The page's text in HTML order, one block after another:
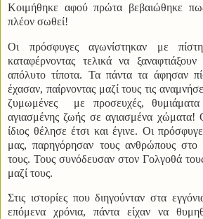
Κοιμήθηκε αφού πρώτα βεβαιώθηκε
πλέον σωθεί!
Οι πρόσφυγες αγωνίστηκαν με
καταφέρνοντας τελικά να
απόλυτο τίποτα. Τα πάντα τα άφησαν
έχασαν, παίρνοντας μαζί τους τις
ζυμωμένες
με προσευχές,
αγιασμένης ζωής σε αγιασμένα
ίδιος θέλησε έτσι και έγινε. Οι
μας, παρηγόρησαν τους ανθρώπους
τους. Τους συνόδευσαν στον Γολγοθά
μαζί τους.
Στις ιστορίες που διηγούνταν στα
επόμενα χρόνια, πάντα είχαν να